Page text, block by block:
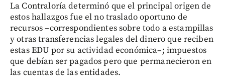
La Contraloría determinó que el principal origen de
estos hallazgos fue el no traslado oportuno de
recursos –correspondientes sobre todo a estampillas
y otras transferencias legales del dinero que reciben
estas EDU por su actividad económica–; impuestos
que debían ser pagados pero que permanecieron en
las cuentas de las entidades.